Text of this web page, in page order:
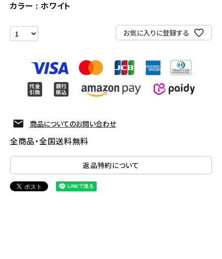
カラー ホワイト
お気に入りに登録する
商品についてのお問い合わせ
全商品・全国送料無料
返品特約について